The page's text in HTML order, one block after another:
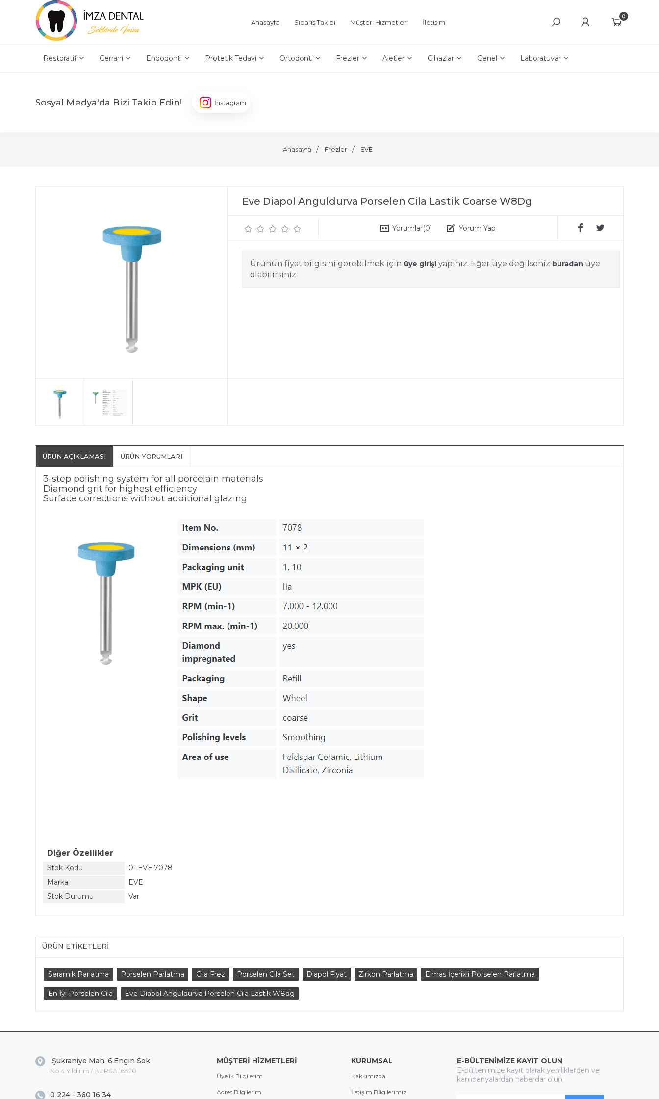
Anasayfa Sipariş Takibi Müşteri Hizmetleri İletişim
0
Restoratif Cerrahi Endodonti Protetik Tedavi Ortodonti Frezler Aletler Cihazlar Genel Laboratuvar
Sosyal Medya'da Bizi Takip Edin! İnstagram
Anasayfa Frezler EVE
Eve Diapol Anguldurva Porselen Cila Lastik Coarse W8Dg
Yorumlar(0) Yorum Yap
Ürünün fiyat bilgisini görebilmek için üye girişi yapınız. Eğer üye değilseniz buradan üye
olabilirsiniz.
ÜRÜN AÇIKLAMASI ÜRÜN YORUMLARI
3-step polishing system for all porcelain materials
Diamond grit for highest efficiency
Surface corrections without additional glazing
Diğer Özellikler
Stok Kodu
01.EVE.7078
Marka
EVE
Stok Durumu
Var
ÜRÜN ETIKETLERI
Seramik Parlatma Porselen Parlatma Cila Frez Porselen Cila Set Diapol Fiyat Zirkon Parlatma Elmas İçerikli Porselen Parlatma
En İyi Porselen Cila Eve Diapol Anguldurva Porselen Cila Lastik W8dg
Şükraniye Mah. 6.Engin Sok.
No.4 Yıldırım / BURSA 16320
0 224 - 360 16 34
MÜŞTERİ HİZMETLERİ
Üyelik Bilgilerim
Adres Bilgilerim
KURUMSAL
Hakkımızda
İletişim Bİlgilerimiz
E-BÜLTENİMİZE KAYIT OLUN
E-bültenimize kayıt olarak yeniliklerden ve
kampanyalardan haberdar olun